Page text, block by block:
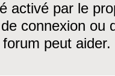
activé par le
connexion ou
peut aider.